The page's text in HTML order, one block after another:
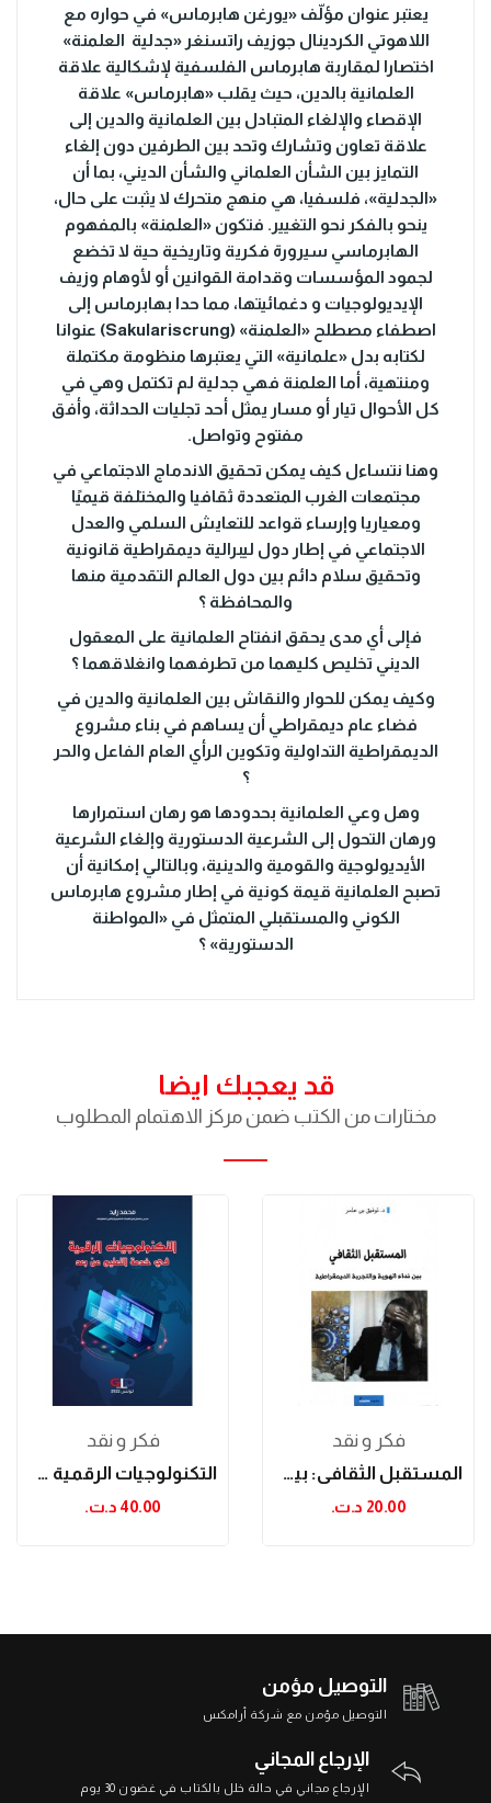
يعتبر عنوان مؤلّف «يورغن هابرماس» في حواره مع
اللاهوتي الكردينال جوزيف راتسنغر «جدلية العلمنة»
اختصارا لمقاربة هابرماس الفلسفية لإشكالية علاقة
العلمانية بالدين، حيث يقلب «هابرماس» علاقة
الإقصاء والإلغاء المتبادل بين العلمانية والدين إلى
علاقة تعاون وتشارك وتحد بين الطرفين دون إلغاء
التمايز بين الشأن العلماني والشأن الديني، بما أن
«الجدلية»، فلسفيا، هي منهج متحرك لا يثبت على حال،
ينحو بالفكر نحو التغيير. فتكون «العلمنة» بالمفهوم
الهابرماسي سيرورة فكرية وتاريخية حية لا تخضع
لجمود المؤسسات وقدامة القوانين أو لأوهام وزيف
الإيديولوجيات و دغمائيتها، مما حدا بهابرماس إلى
اصطفاء مصطلح «العلمنة» (Sakulariscrung) عنوانا
لكتابه بدل «علمانية» التي يعتبرها منظومة مكتملة
ومنتهية، أما العلمنة فهي جدلية لم تكتمل وهي في
كل الأحوال تيار أو مسار يمثل أحد تجليات الحداثة، وأفق
مفتوح وتواصل.
وهنا نتساءل كيف يمكن تحقيق الاندماج الاجتماعي في
مجتمعات الغرب المتعددة ثقافيا والمختلفة قيميًا
ومعياريا وإرساء قواعد للتعايش السلمي والعدل
الاجتماعي في إطار دول ليبرالية ديمقراطية قانونية
وتحقيق سلام دائم بين دول العالم التقدمية منها
والمحافظة ؟
فإلى أي مدى يحقق انفتاح العلمانية على المعقول
الديني تخليص كليهما من تطرفهما وانغلاقهما ؟
وكيف يمكن للحوار والنقاش بين العلمانية والدين في
فضاء عام ديمقراطي أن يساهم في بناء مشروع
الديمقراطية التداولية وتكوين الرأي العام الفاعل والحر
؟
وهل وعي العلمانية بحدودها هو رهان استمرارها
ورهان التحول إلى الشرعية الدستورية وإلغاء الشرعية
الأيديولوجية والقومية والدينية، وبالتالي إمكانية أن
تصبح العلمانية قيمة كونية في إطار مشروع هابرماس
الكوني والمستقبلي المتمثل في «المواطنة
الدستورية» ؟
قد يعجبك ايضا
مختارات من الكتب ضمن مركز الاهتمام المطلوب
فكر و نقد
التكنولوجيات الرقمية في خدمة التعليم عن بعد
40.00 د.ت.‏
فكر و نقد
المستقبل الثقافي: بين نداء الهوية والتجربة...
20.00 د.ت.‏
التوصيل مؤمن
التوصيل مؤمن مع شركة أرامكس
الإرجاع المجاني
الإرجاع مجاني في حالة خلل بالكتاب في غضون 30 يوم